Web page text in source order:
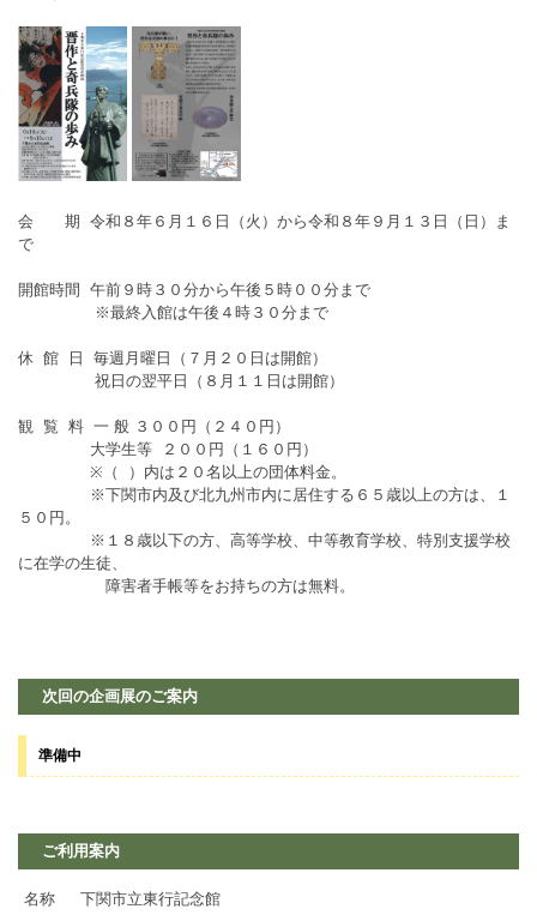
会 期 令和８年６月１６日（火）から令和８年９月１３日（日）ま
で
開館時間 午前９時３０分から午後５時００分まで
※最終入館は午後４時３０分まで
休 館 日 毎週月曜日（７月２０日は開館）
祝日の翌平日（８月１１日は開館）
観 覧 料 一 般 ３００円（２４０円）
大学生等 ２００円（１６０円）
※（ ）内は２０名以上の団体料金。
※下関市内及び北九州市内に居住する６５歳以上の方は、１
５０円。
※１８歳以下の方、高等学校、中等教育学校、特別支援学校
に在学の生徒、
障害者手帳等をお持ちの方は無料。
次回の企画展のご案内
準備中
ご利用案内
名称
下関市立東行記念館